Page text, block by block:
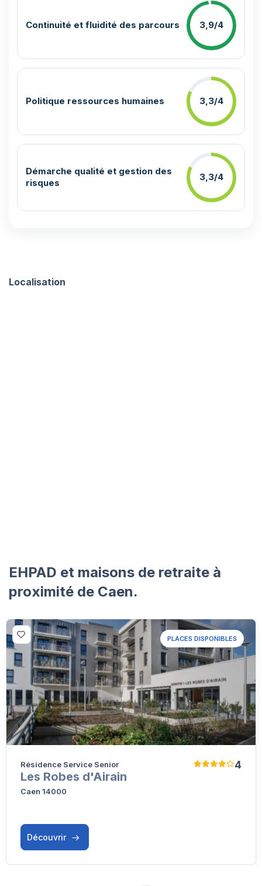
Continuité et fluidité des parcours 3,9/4
Politique ressources humaines 3,3/4
Démarche qualité et gestion des
risques
3,3/4
Localisation
EHPAD et maisons de retraite à
proximité de Caen.
PLACES DISPONIBLES
4
Résidence Service Senior
Les Robes d'Airain
Caen 14000
Découvrir